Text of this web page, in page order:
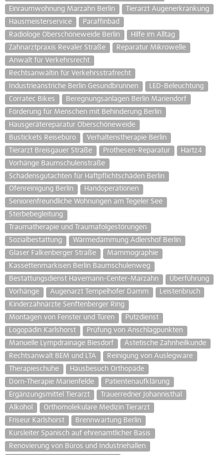
Einraumwohnung Marzahn Berlin
Tierarzt Augenerkrankung
Hausmeisterservice
Paraffinbad
Radiologe Oberschöneweide Berlin
Hilfe im Alltag
Zahnarztpraxis Revaler Straße
Reparatur Mikrowelle
Anwalt für Verkehrsrecht
Rechtsanwältin für Verkehrsstrafrecht
Industrieanstriche Berlin Gesundbrunnen
LED-Beleuchtung
Corratec Bikes
Beregnungsanlagen Berlin Mariendorf
Förderung für Menschen mit Behinderung Berlin
Hausgerätereparatur Oberschöneweide
Bustickets Reisebüro
Verhaltenstherapie Berlin
Tierarzt Breisgauer Straße
Prothesen-Reparatur
Hartz4
Vorhänge Baumschulenstraße
Schadensgutachten für Haftpflichtschäden Berlin
Ofenreinigung Berlin
Handoperationen
Seniorenfreundliche Wohnungen am Tegeler See
Sterbebegleitung
Traumatherapie und Traumafolgestörungen
Sozialbestattung
Wärmedämmung Adlershof Berlin
Glaser Falkenberger Straße
Mammographie
Kassettenmarkisen Berlin Baumschulenweg
Bestattungsdienst Havemann-Center-Marzahn
Überführung
Vorhänge
Augenarzt Tempelhofer Damm
Leistenbruch
Kinderzahnärzte Senftenberger Ring
Montagen von Fenster und Türen
Putzdienst
Logopädin Karlshorst
Prüfung von Anschlagpunkten
Manuelle Lympdrainage Biesdorf
Ästetische Zahnheilkunde
Rechtsanwalt BEM und LTA
Reinigung von Auslegware
Therapieschuhe
Hausbesuch Orthopäde
Dorn-Therapie Marienfelde
Patientenaufklärung
Ergänzungsmittel Tierarzt
Trauerredner Johannisthal
Alkohol
Orthomolekulare Medizin Tierarzt
Friseur Karlshorst
Brennwartung Berlin
Kursleiter Spanisch auf ehrenamtlicher Basis
Renovierung von Büros und Industriehallen